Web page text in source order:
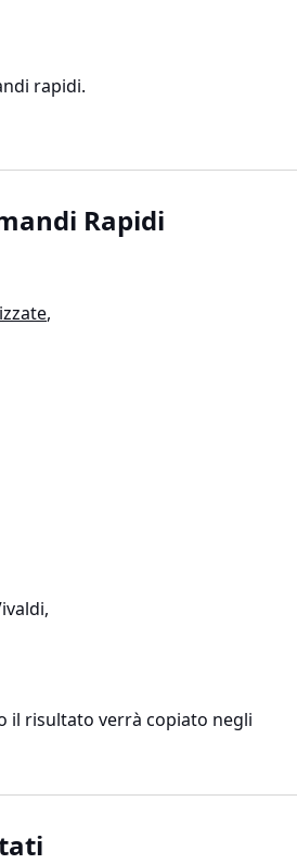
rapidi.
Rapidi
,
il risultato verrà copiato negli